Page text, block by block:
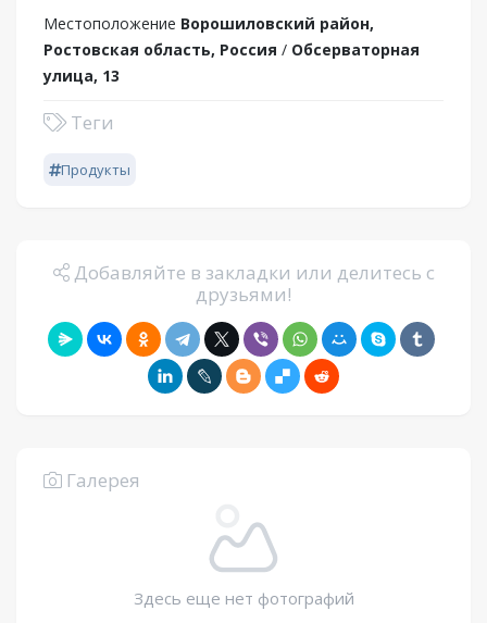
Местоположение Ворошиловский район,
Ростовская область, Россия / Обсерваторная
улица, 13
Теги
Продукты
Добавляйте в закладки или делитесь с
друзьями!
Галерея
Здесь еще нет фотографий